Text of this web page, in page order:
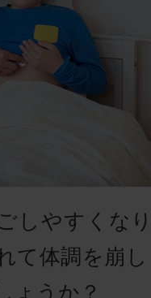
しやすくな
て体調を崩
ょうか？